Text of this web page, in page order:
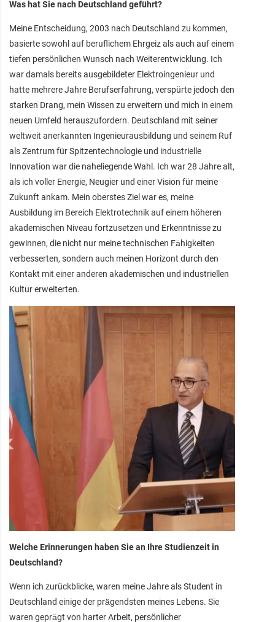
Was hat Sie nach Deutschland geführt?
Meine Entscheidung, 2003 nach Deutschland zu kommen,
basierte sowohl auf beruflichem Ehrgeiz als auch auf einem
tiefen persönlichen Wunsch nach Weiterentwicklung. Ich
war damals bereits ausgebildeter Elektroingenieur und
hatte mehrere Jahre Berufserfahrung, verspürte jedoch den
starken Drang, mein Wissen zu erweitern und mich in einem
neuen Umfeld herauszufordern. Deutschland mit seiner
weltweit anerkannten Ingenieurausbildung und seinem Ruf
als Zentrum für Spitzentechnologie und industrielle
Innovation war die naheliegende Wahl. Ich war 28 Jahre alt,
als ich voller Energie, Neugier und einer Vision für meine
Zukunft ankam. Mein oberstes Ziel war es, meine
Ausbildung im Bereich Elektrotechnik auf einem höheren
akademischen Niveau fortzusetzen und Erkenntnisse zu
gewinnen, die nicht nur meine technischen Fähigkeiten
verbesserten, sondern auch meinen Horizont durch den
Kontakt mit einer anderen akademischen und industriellen
Kultur erweiterten.
Welche Erinnerungen haben Sie an Ihre Studienzeit in
Deutschland?
Wenn ich zurückblicke, waren meine Jahre als Student in
Deutschland einige der prägendsten meines Lebens. Sie
waren geprägt von harter Arbeit, persönlicher